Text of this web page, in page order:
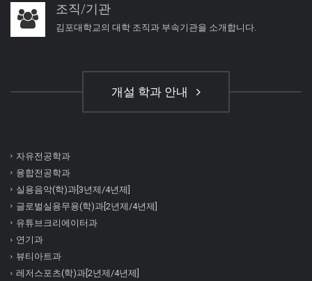
조직/기관
김포대학교의 대학 조직과 부속기관을 소개합니다.
개설 학과 안내
자유전공학과
융합전공학과
실용음악(학)과[3년제/4년제]
글로벌실용무용(학)과[2년제/4년제]
유튜브크리에이터과
연기과
뷰티아트과
레저스포츠(학)과[2년제/4년제]